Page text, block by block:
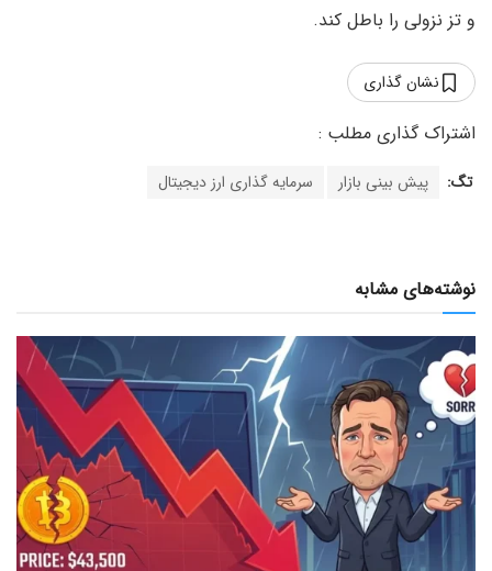
و تز نزولی را باطل کند.
نشان گذاری
تگ: پیش بینی بازار سرمایه گذاری ارز دیجیتال
نوشته‌های مشابه